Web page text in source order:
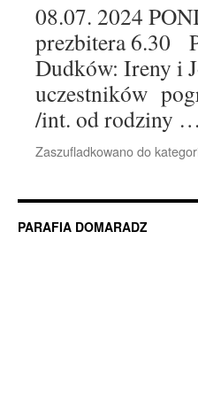
08.07. 2024
prezbitera 6.30
Dudków: Ireny i
uczestników
/int. od rodziny …
Zaszufladkowano do
PARAFIA DOMARADZ